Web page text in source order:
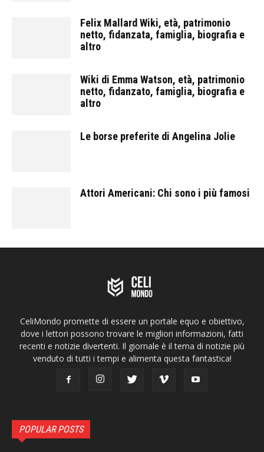
Felix Mallard Wiki, età, patrimonio
netto, fidanzata, famiglia, biografia e
altro
Wiki di Emma Watson, età, patrimonio
netto, fidanzato, famiglia, biografia e
altro
Le borse preferite di Angelina Jolie
Attori Americani: Chi sono i più famosi
CeliMondo promette di essere un portale equo e obiettivo,
dove i lettori possono trovare le migliori informazioni, fatti
recenti e notizie divertenti. Il giornale è il tema di notizie più
venduto di tutti i tempi e alimenta questa fantastica!
POPULAR POSTS